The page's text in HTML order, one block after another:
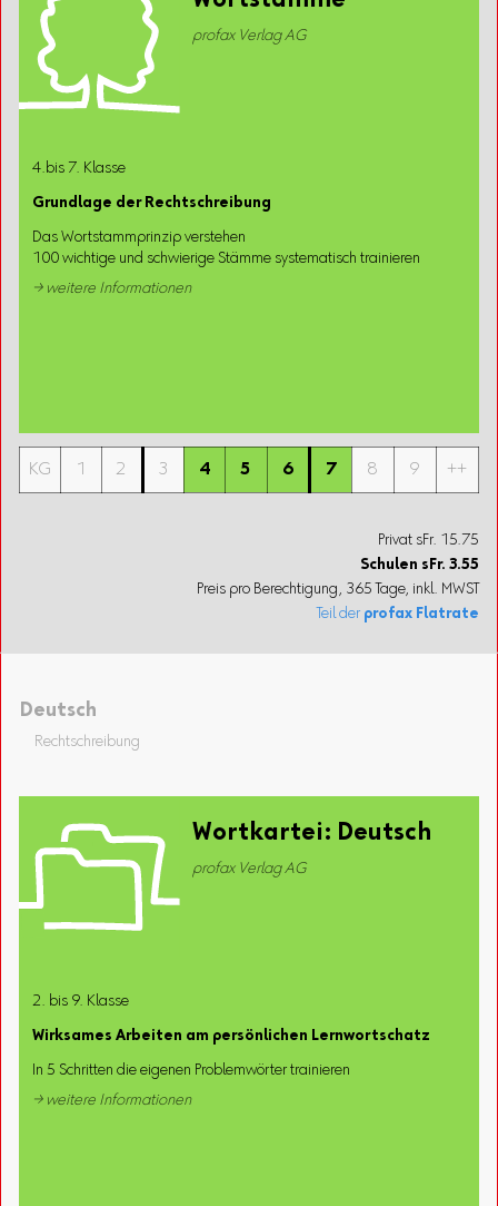
profax Verlag AG
4.bis 7. Klasse
Grundlage der Rechtschreibung
Das Wortstammprinzip verstehen
100 wichtige und schwierige Stämme systematisch trainieren
→ weitere Informationen
KG 1 2 3 4 5 6 7 8 9 ++
Privat sFr. 15.75
Schulen sFr.3.55
Preis pro Berechtigung, 365 Tage, inkl. MWST
Teil der profax Flatrate
Deutsch
Rechtschreibung
Wortkartei: Deutsch
profax Verlag AG
2. bis 9. Klasse
Wirksames Arbeiten am persönlichen Lernwortschatz
In 5 Schritten die eigenen Problemwörter trainieren
→ weitere Informationen